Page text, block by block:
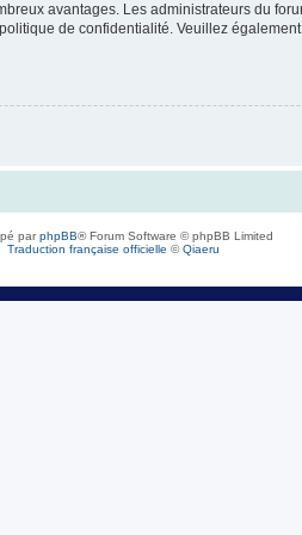
avantages. Les administrateurs du
de confidentialité. Veuillez
parphpBB® Forum Software © phpBB Limited
Traduction française officielle ©Qiaeru